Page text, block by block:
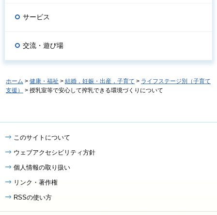
サービス
交流・遊び場
ホーム > 健康・福祉 > 結婚，妊娠・出産，子育て > ライフステージ別（子育て
支援）
> 授乳室等で安心して搾乳できる環境づくりについて
このサイトについて
ウェブアクセシビリティ方針
個人情報の取り扱い
リンク・著作権
RSSの使い方